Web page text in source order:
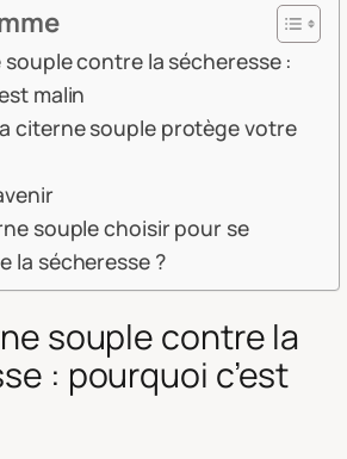
contre la sécheresse :
malin
citerne souple protège votre
souple choisir pour se
la sécheresse ?
souple contre la
: pourquoi c’est